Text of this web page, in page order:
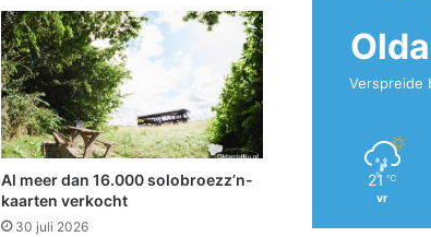
Al meer dan 16.000 solobroezz’n-
kaarten verkocht
30 juli 2026
Verspreide
21 ℃
vr